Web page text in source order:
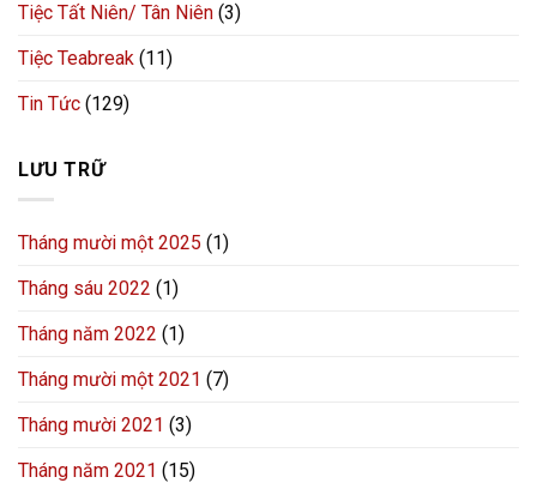
Tiệc Tất Niên/ Tân Niên (3)
Tiệc Teabreak (11)
Tin Tức (129)
LƯU TRỮ
Tháng mười một 2025 (1)
Tháng sáu 2022 (1)
Tháng năm 2022 (1)
Tháng mười một 2021 (7)
Tháng mười 2021 (3)
Tháng năm 2021 (15)